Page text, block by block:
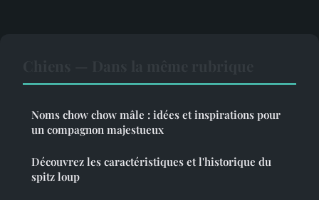
Noms chow chow mâle : idées et inspirations pour
un compagnon majestueux
Découvrez les caractéristiques et l'historique du
spitz loup